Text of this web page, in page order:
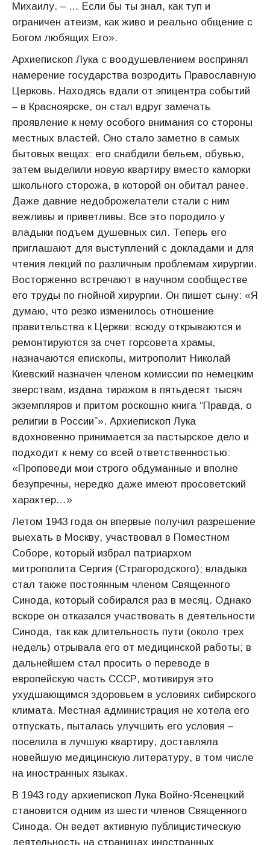
Михаилу. – … Если бы ты знал, как туп и
ограничен атеизм, как живо и реально общение с
Богом любящих Его».
Архиепископ Лука с воодушевлением воспринял
намерение государства возродить Православную
Церковь. Находясь вдали от эпицентра событий
– в Красноярске, он стал вдруг замечать
проявление к нему особого внимания со стороны
местных властей. Оно стало заметно в самых
бытовых вещах: его снабдили бельем, обувью,
затем выделили новую квартиру вместо каморки
школьного сторожа, в которой он обитал ранее.
Даже давние недоброжелатели стали с ним
вежливы и приветливы. Все это породило у
владыки подъем душевных сил. Теперь его
приглашают для выступлений с докладами и для
чтения лекций по различным проблемам хирургии.
Восторженно встречают в научном сообществе
его труды по гнойной хирургии. Он пишет сыну: «Я
думаю, что резко изменилось отношение
правительства к Церкви: всюду открываются и
ремонтируются за счет горсовета храмы,
назначаются епископы, митрополит Николай
Киевский назначен членом комиссии по немецким
зверствам, издана тиражом в пятьдесят тысяч
экземпляров и притом роскошно книга “Правда, о
религии в России”». Архиепископ Лука
вдохновенно принимается за пастырское дело и
подходит к нему со всей ответственностью:
«Проповеди мои строго обдуманные и вполне
безупречны, нередко даже имеют просоветский
характер…»
Летом 1943 года он впервые получил разрешение
выехать в Москву, участвовал в Поместном
Соборе, который избрал патриархом
митрополита Сергия (Страгородского); владыка
стал также постоянным членом Священного
Синода, который собирался раз в месяц. Однако
вскоре он отказался участвовать в деятельности
Синода, так как длительность пути (около трех
недель) отрывала его от медицинской работы; в
дальнейшем стал просить о переводе в
европейскую часть СССР, мотивируя это
ухудшающимся здоровьем в условиях сибирского
климата. Местная администрация не хотела его
отпускать, пыталась улучшить его условия –
поселила в лучшую квартиру, доставляла
новейшую медицинскую литературу, в том числе
на иностранных языках.
В 1943 году архиепископ Лука Войно-Ясенецкий
становится одним из шести членов Священного
Синода. Он ведет активную публицистическую
деятельность на страницах иностранных